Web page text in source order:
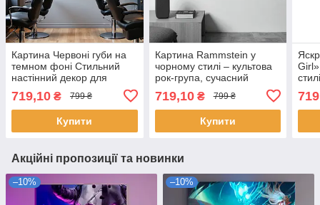
Картина Червоні губи на
темном фоні Стильний
настінний декор для
інтер'єру Друк на полотні
60х40см
719,10 ₴ 799 ₴
Купити
Картина Rammstein у
чорному стилі – культова
рок-група, сучасний
фанатів Рамштайн Друк
на полотні 60х40 см
719,10₴ 799 ₴
Купити
Акційні пропозиції та новинки
–10% –10%